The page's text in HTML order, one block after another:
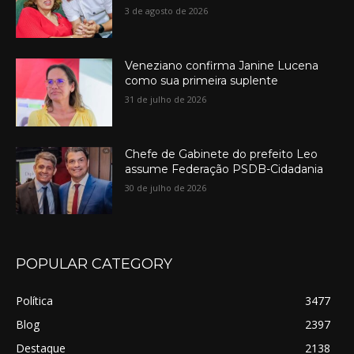
3 de agosto de 2026
Veneziano confirma Janine Lucena
como sua primeira suplente
31 de julho de 2026
Chefe de Gabinete do prefeito Leo
assume Federação PSDB-Cidadania
30 de julho de 2026
POPULAR CATEGORY
Política
3477
Blog
2397
Destaque
2138